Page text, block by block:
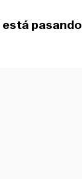
está pasando